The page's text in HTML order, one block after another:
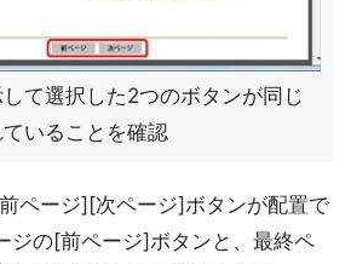
て選択した2つのボタンが同じ
いることを確認
ページ][次ページ]ボタンが配置で
ジの[前ページ]ボタンと、最終ペ